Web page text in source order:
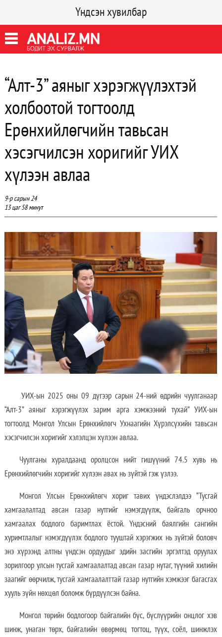
Үндсэн хувилбар
“Алт-3” аяныг хэрэгжүүлэхтэй
холбоотой тогтоолд
Ерөнхийлөгчийн тавьсан
хэсэгчилсэн хоригийг УИХ
хүлээн авлаа
9-р сарын 24
13 цаг 58 минут
УИХ-ын 2025 оны 09 дүгээр сарын 24-ний өдрийн чуулганаар
“Алт-3” аяныг хэрэгжүүлэх зарим арга хэмжээний тухай” УИХ-ын
тогтоолд Монгол Улсын Ерөнхийлөгч Ухнаагийн Хүрэлсүхийн тавьсан
хэсэгчилсэн хоригийг хэлэлцэн хүлээн авлаа.
Чуулганы хуралдаанд оролцсон нийт гишүүний 74.5 хувь нь
Ерөнхийлөгчийн хоригийг хүлээн авах нь зүйтэй гэж үзлээ.
Монгол Улсын Ерөнхийлөгч хориг тавих үндэслэлдээ “Тусгай
хамгаалалтад авсан газар нутгийг нэмэгдүүлж, байгаль орчноо
хамгаалах бодлого баримтлах ёстой. Үндэсний баялгийн сангийн
хуримтлалыг нэмэгдүүлэх бодлого тууштай хэрэгжих нь зүйтэй боловч
энэ хүрээнд алтны үндсэн ордуудыг эдийн засгийн эргэлтэд оруулах
зорилгоор улсын тусгай хамгаалалтад авсан газар нутаг, түүний хилийн
заагийг өөрчилж, тусгай хамгаалалттай газар нутгийн хэмжээг багасгах
хууль зүйн нөхцөл боломж бүрдүүлсэн байна.
Монгол төрийн бодлогоор байгалийн бүс, бүслүүрийн онцлог хэв
шинж, унаган төрх, байгалийн өвөрмөц тогтоц, түүх, соёл, шинжлэх